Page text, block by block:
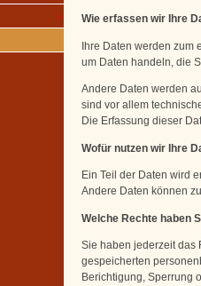
Wie erfassen wir Ihre
Ihre Daten werden zum
um Daten handeln, die
Andere Daten werden
sind vor allem
Die Erfassung dieser
Wofür nutzen wir Ihre
Ein Teil der Daten wird
Andere Daten können
Welche Rechte haben
Sie haben jederzeit das
gespeicherten
Berichtigung, Sperrung